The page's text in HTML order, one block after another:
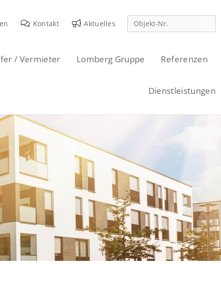
Kontakt Aktuelles
/ Vermieter Lomberg Gruppe Referenzen
Dienstleistungen